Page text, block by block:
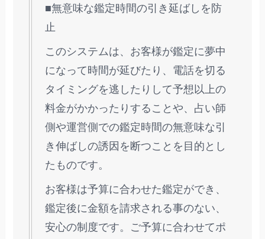
■無意味な鑑定時間の引き延ばしを防
止
このシステムは、お客様が鑑定に夢中
になって時間が延びたり、電話を切る
タイミングを逃したりして予想以上の
料金がかかったりすることや、占い師
側や運営側での鑑定時間の無意味な引
き伸ばしの誘因を断つことを目的とし
たものです。
お客様は予算に合わせた鑑定ができ、
鑑定後に金額を請求される事のない、
安心の制度です。ご予算に合わせてポ